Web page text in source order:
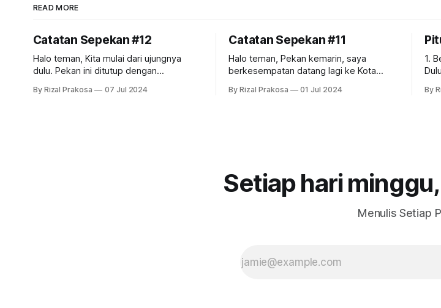
READ MORE
Catatan Sepekan #12
Halo teman, Kita mulai dari ujungnya
dulu. Pekan ini ditutup dengan
berolahraga pagi di ruang terbuka hijau
By Rizal Prakosa 07 Jul 2024
Catatan Sepekan #11
Halo teman, Pekan kemarin, saya
berkesempatan datang lagi ke Kota
tahun terakhir saya ke sana. Hari-hari ini,
By Rizal Prakosa 01 Jul 2024
1. Belajar quran, memperbaiki diri. 2.
By
Setiap hari
Menulis Setiap